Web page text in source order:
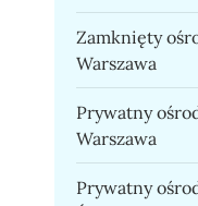
Zamknięty
Warszawa
Prywatny
Warszawa
Prywatny